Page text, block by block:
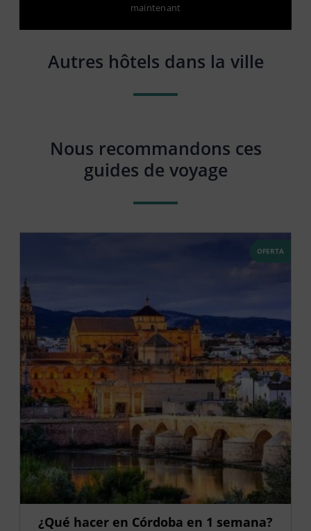
maintenant
Autres hôtels dans la ville
Nous recommandons ces
guides de voyage
OFERTA
¿Qué hacer en Córdoba en 1 semana?